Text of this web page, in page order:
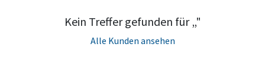
Kein Treffer gefunden für „"
Alle Kunden ansehen